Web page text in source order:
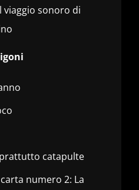
viaggio sonoro di
catapulte
numero 2: La